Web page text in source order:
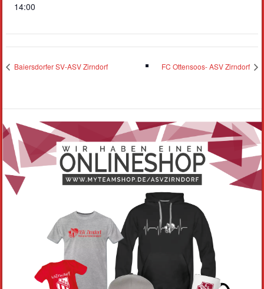
14:00
Baiersdorfer SV-ASV Zirndorf FC Ottensoos- ASV Zirndorf